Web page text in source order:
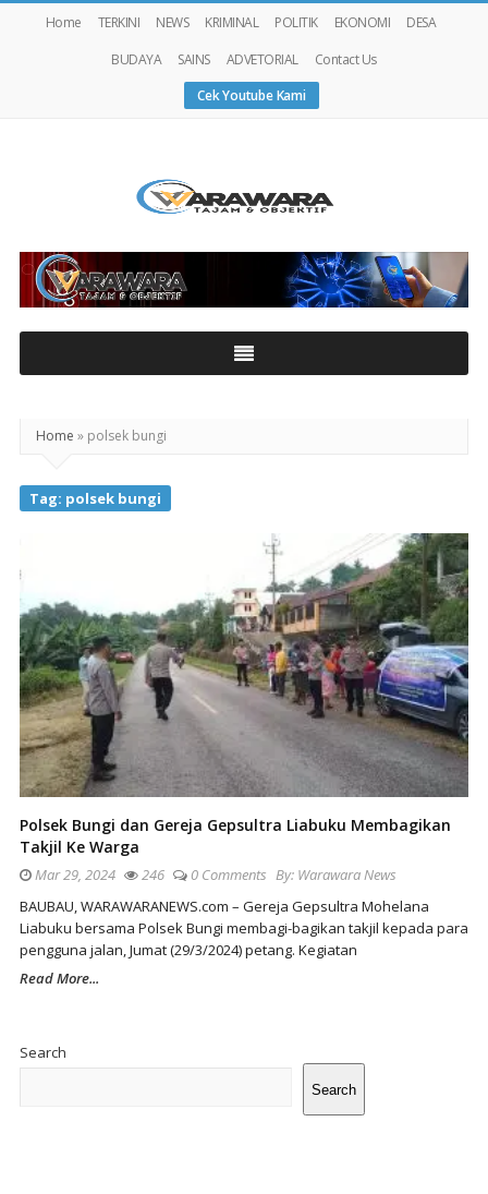
Home TERKINI NEWS KRIMINAL POLITIK EKONOMI
DESA
BUDAYA
SAINS ADVETORIAL
Contact Us
Cek Youtube Kami
Warawaranews
Home » polsek bungi
Tag: polsek bungi
Polsek Bungi dan Gereja Gepsultra Liabuku Membagikan
Takjil Ke Warga
Mar 29, 2024 246 0 Comments By: Warawara News
BAUBAU, WARAWARANEWS.com – Gereja Gepsultra Mohelana
Liabuku bersama Polsek Bungi membagi-bagikan takjil kepada para
pengguna jalan, Jumat (29/3/2024) petang. Kegiatan
Read More...
Search
Search